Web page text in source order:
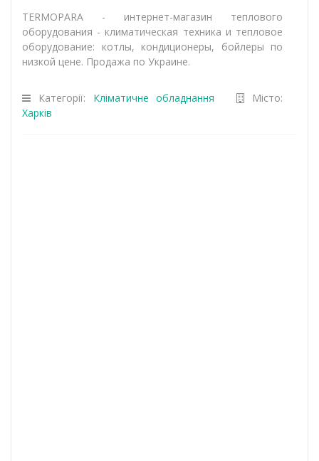
TERMOPARA - интернет-магазин теплового
оборудования - климатическая техника и тепловое
оборудование: котлы, кондиционеры, бойлеры по
низкой цене. Продажа по Украине.
Категорії: Кліматичне обладнання
Місто:
Харків